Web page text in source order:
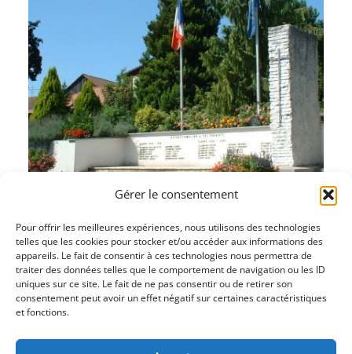
Gérer le consentement
Pour offrir les meilleures expériences, nous utilisons des technologies
telles que les cookies pour stocker et/ou accéder aux informations des
appareils. Le fait de consentir à ces technologies nous permettra de
traiter des données telles que le comportement de navigation ou les ID
uniques sur ce site. Le fait de ne pas consentir ou de retirer son
consentement peut avoir un effet négatif sur certaines caractéristiques
et fonctions.